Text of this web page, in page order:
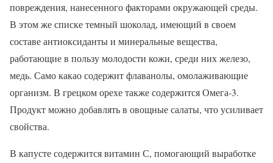
повреждения, нанесенного факторами окружающей среды.
В этом же списке темный шоколад, имеющий в своем
составе антиоксиданты и минеральные вещества,
работающие в пользу молодости кожи, среди них железо,
медь. Само какао содержит флаванолы, омолаживающие
организм. В грецком орехе также содержится Омега-3.
Продукт можно добавлять в овощные салаты, что усиливает
свойства.
В капусте содержится витамин С, помогающий выработке